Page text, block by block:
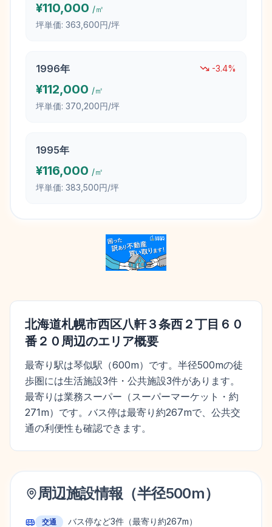
¥110,000 /㎡
坪単価: 363,600円/坪
1996年 -3.4%
¥112,000 /㎡
坪単価: 370,200円/坪
1995年
¥116,000 /㎡
坪単価: 383,500円/坪
北海道札幌市西区八軒３条西２丁目６０
番２０ 周辺のエリア概要
最寄り駅は琴似駅（600m）です。半径500mの徒
歩圏には生活施設3件・公共施設3件があります。
最寄りは業務スーパー（スーパーマーケット・約
271m）です。バス停は最寄り約267mで、公共交
通の利便性も確認できます。
周辺施設情報（半径500m）
交通 バス停など3件 （最寄り約267m）